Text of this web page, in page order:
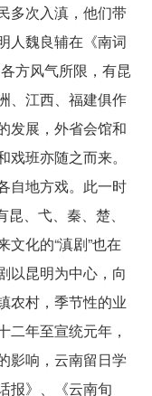
多次入滇，他们带
人魏良辅在《南词
方风气所限，有昆
、江西、福建俱作
发展，外省会馆和
班亦随之而来。
自地方戏。此一时
、弋、秦、楚、
化的“滇剧”也在
以昆明为中心，向
农村，季节性的业
二年至宣统元年，
影响，云南留日学
报》、《云南旬